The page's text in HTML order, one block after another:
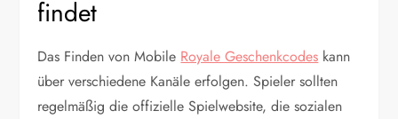
findet
Das Finden von Mobile Royale Geschenkcodes kann
über verschiedene Kanäle erfolgen. Spieler sollten
regelmäßig die offizielle Spielwebsite, die sozialen